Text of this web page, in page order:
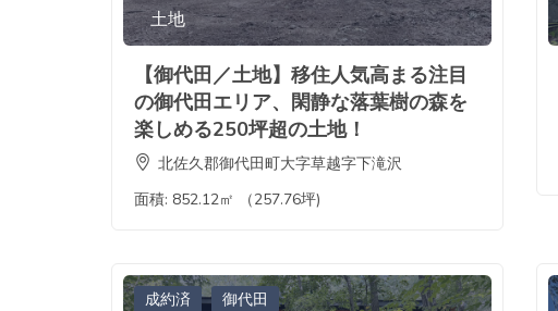
土地
【御代田／土地】移住人気高まる注目
の御代田エリア、閑静な落葉樹の森を
楽しめる250坪超の土地！
北佐久郡御代田町大字草越字下滝沢
面積: 852.12㎡ （257.76坪)
成約済 御代田